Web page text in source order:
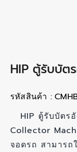
HIP ตู้รับบัต
รหัสสินค้า :
HIP ตู้รับบัตร
Collector
จอดรถ สามารถ